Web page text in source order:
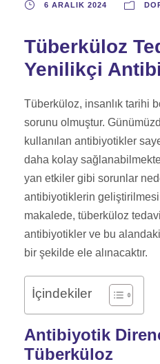
6 ARALIK 2024
Tüberküloz
Yenilikçi
Tüberküloz, insanlık tarihi
sorunu olmuştur.
kullanılan antibiyotikler
daha kolay
yan etkiler gibi sorunlar
antibiyotiklerin
makalede, tüberküloz
antibiyotikler ve bu alandaki
bir şekilde ele alınacaktır.
İçindekiler
Antibiyotik
Tüberküloz